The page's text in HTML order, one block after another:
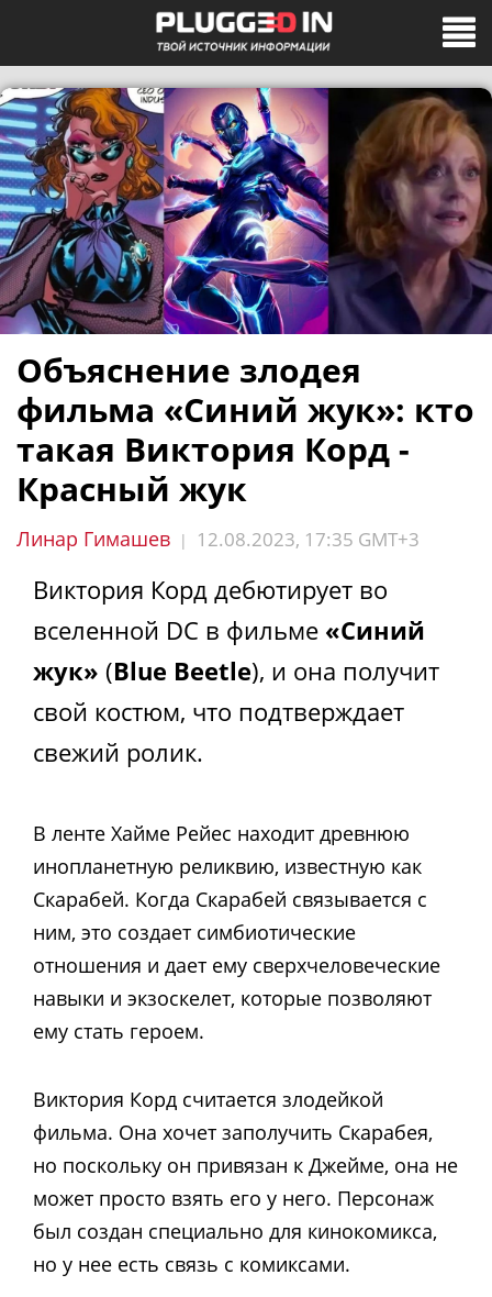
Объяснение злодея
фильма «Синий жук»: кто
такая Виктория Корд -
Красный жук
Линар Гимашев | 12.08.2023, 17:35 GMT+3
Виктория Корд дебютирует во
вселенной DC в фильме «Синий
жук» (Blue Beetle), и она получит
свой костюм, что подтверждает
свежий ролик.
В ленте Хайме Рейес находит древнюю
инопланетную реликвию, известную как
Скарабей. Когда Скарабей связывается с
ним, это создает симбиотические
отношения и дает ему сверхчеловеческие
навыки и экзоскелет, которые позволяют
ему стать героем.
Виктория Корд считается злодейкой
фильма. Она хочет заполучить Скарабея,
но поскольку он привязан к Джейме, она не
может просто взять его у него. Персонаж
был создан специально для кинокомикса,
но у нее есть связь с комиксами.